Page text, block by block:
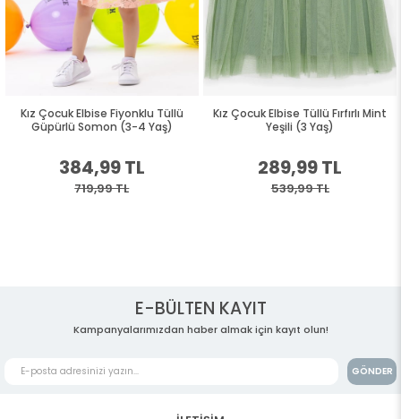
Kız Çocuk Elbise Fiyonklu Tüllü
Güpürlü Somon (3-4 Yaş)
384,99 TL
719,99 TL
Kız Çocuk Elbise Tüllü Fırfırlı Mint
Yeşili (3 Yaş)
289,99 TL
539,99 TL
E-BÜLTEN KAYIT
Kampanyalarımızdan haber almak için kayıt olun!
GÖNDER